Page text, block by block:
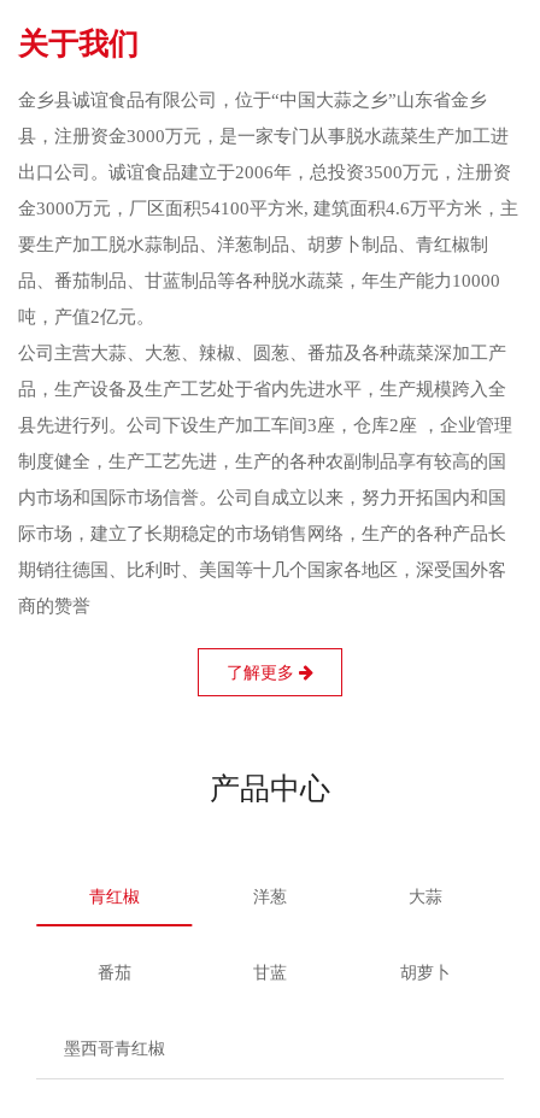
关于我们
金乡县诚谊食品有限公司，位于“中国大蒜之乡”山东省金乡
县，注册资金3000万元，是一家专门从事脱水蔬菜生产加工进
出口公司。诚谊食品建立于2006年，总投资3500万元，注册资
金3000万元，厂区面积54100平方米, 建筑面积4.6万平方米，主
要生产加工脱水蒜制品、洋葱制品、胡萝卜制品、青红椒制
品、番茄制品、甘蓝制品等各种脱水蔬菜，年生产能力10000
吨，产值2亿元。
公司主营大蒜、大葱、辣椒、圆葱、番茄及各种蔬菜深加工产
品，生产设备及生产工艺处于省内先进水平，生产规模跨入全
县先进行列。公司下设生产加工车间3座，仓库2座 ，企业管理
制度健全，生产工艺先进，生产的各种农副制品享有较高的国
内市场和国际市场信誉。公司自成立以来，努力开拓国内和国
际市场，建立了长期稳定的市场销售网络，生产的各种产品长
期销往德国、比利时、美国等十几个国家各地区，深受国外客
商的赞誉
了解更多
产品中心
青红椒 洋葱 大蒜
番茄 甘蓝 胡萝卜
墨西哥青红椒